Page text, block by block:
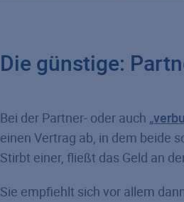
Die günstige:
Bei der Partner- oder auch „
einen Vertrag ab, in dem beide
Stirbt einer, fließt das Geld an
Sie empfiehlt sich vor allem